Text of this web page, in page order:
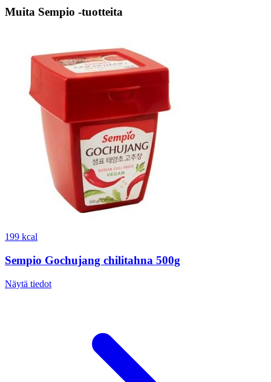
Muita Sempio -tuotteita
199 kcal
Sempio Gochujang chilitahna 500g
Näytä tiedot